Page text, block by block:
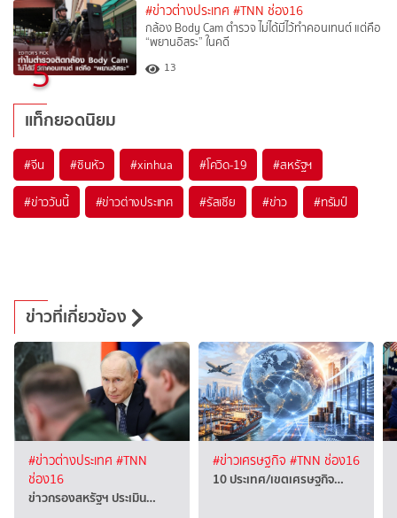
5
#ข่าวต่างประเทศ #TNN ช่อง16
กล้อง Body Cam ตำรวจ ไม่ได้มีไว้ทำคอนเทนต์ แต่คือ
“พยานอิสระ” ในคดี
13
แท็กยอดนิยม
#จีน #ซินหัว #xinhua #โควิด-19 #สหรัฐฯ
#ข่าววันนี้ #ข่าวต่างประเทศ #รัสเซีย #ข่าว #ทรัมป์
ข่าวที่เกี่ยวข้อง
#ข่าวต่างประเทศ #TNN
ช่อง16
ข่าวกรองสหรัฐฯ ประเมิน…
#ข่าวเศรษฐกิจ #TNN ช่อง16
10 ประเทศ/เขตเศรษฐกิจ…